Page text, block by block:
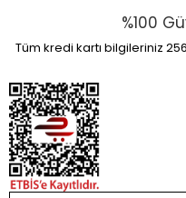
%100
Tüm kredi kartı bilgileriniz